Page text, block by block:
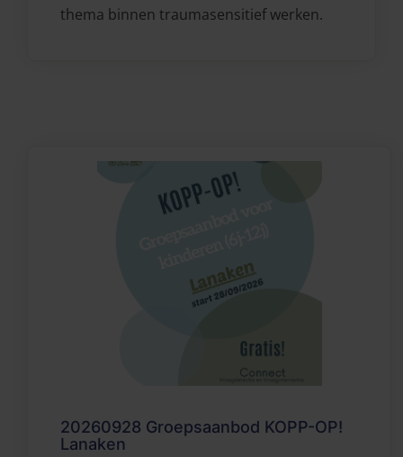
thema binnen traumasensitief werken.
20260928 Groepsaanbod KOPP-OP!
Lanaken